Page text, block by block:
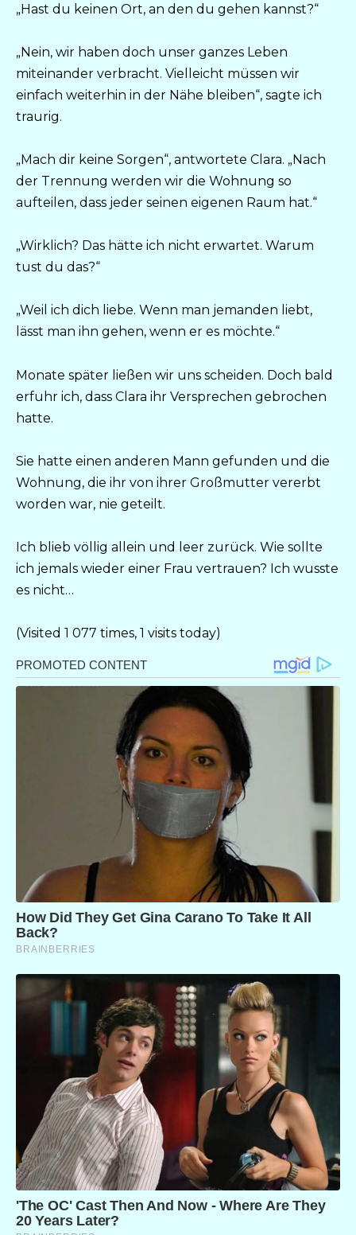
„Hast du keinen Ort, an den du gehen kannst?“
„Nein, wir haben doch unser ganzes Leben
miteinander verbracht. Vielleicht müssen wir
einfach weiterhin in der Nähe bleiben“, sagte ich
traurig.
„Mach dir keine Sorgen“, antwortete Clara. „Nach
der Trennung werden wir die Wohnung so
aufteilen, dass jeder seinen eigenen Raum hat.“
„Wirklich? Das hätte ich nicht erwartet. Warum
tust du das?“
„Weil ich dich liebe. Wenn man jemanden liebt,
lässt man ihn gehen, wenn er es möchte.“
Monate später ließen wir uns scheiden. Doch bald
erfuhr ich, dass Clara ihr Versprechen gebrochen
hatte.
Sie hatte einen anderen Mann gefunden und die
Wohnung, die ihr von ihrer Großmutter vererbt
worden war, nie geteilt.
Ich blieb völlig allein und leer zurück. Wie sollte
ich jemals wieder einer Frau vertrauen? Ich wusste
es nicht…
(Visited 1 077 times, 1 visits today)